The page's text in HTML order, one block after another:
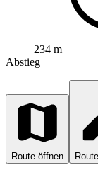
234 m
Abstieg
Route öffnen